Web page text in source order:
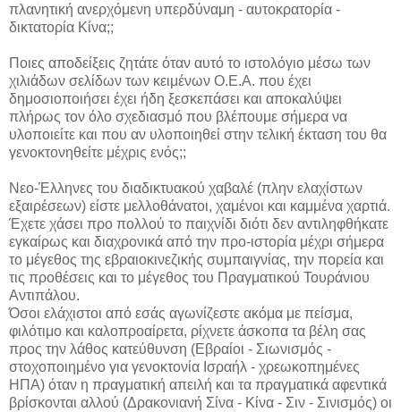
πλανητική ανερχόμενη υπερδύναμη - αυτοκρατορία -
δικτατορία Κίνα;;
Ποιες αποδείξεις ζητάτε όταν αυτό το ιστολόγιο μέσω των
χιλιάδων σελίδων των κειμένων Ο.Ε.Α. που έχει
δημοσιοποιήσει έχει ήδη ξεσκεπάσει και αποκαλύψει
πλήρως τον όλο σχεδιασμό που βλέπουμε σήμερα να
υλοποιείτε και που αν υλοποιηθεί στην τελική έκταση του θα
γενοκτονηθείτε μέχρις ενός;;
Νεο-Έλληνες του διαδικτυακού χαβαλέ (πλην ελαχίστων
εξαιρέσεων) είστε μελλοθάνατοι, χαμένοι και καμμένα χαρτιά.
Έχετε χάσει προ πολλού το παιχνίδι διότι δεν αντιληφθήκατε
εγκαίρως και διαχρονικά από την προ-ιστορία μέχρι σήμερα
το μέγεθος της εβραιοκινεζικής συμπαιγνίας, την πορεία και
τις προθέσεις και το μέγεθος του Πραγματικού Τουράνιου
Αντιπάλου.
Όσοι ελάχιστοι από εσάς αγωνίζεστε ακόμα με πείσμα,
φιλότιμο και καλοπροαίρετα, ρίχνετε άσκοπα τα βέλη σας
προς την λάθος κατεύθυνση (Εβραίοι - Σιωνισμός -
στοχοποιημένο για γενοκτονία Ισραήλ - χρεωκοπημένες
ΗΠΑ) όταν η πραγματική απειλή και τα πραγματικά αφεντικά
βρίσκονται αλλού (Δρακονιανή Σίνα - Κίνα - Σιν - Σινισμός) οι